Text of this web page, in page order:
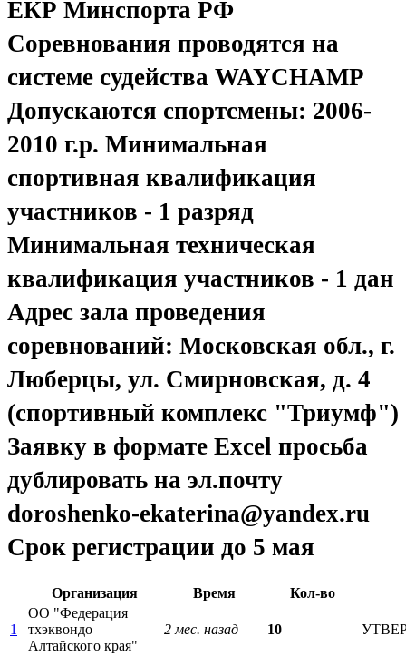
ЕКР Минспорта РФ
Соревнования проводятся на
системе судейства WAYCHAMP
Допускаются спортсмены: 2006-
2010 г.р. Минимальная
спортивная квалификация
участников - 1 разряд
Минимальная техническая
квалификация участников - 1 дан
Адрес зала проведения
соревнований: Московская обл., г.
Люберцы, ул. Смирновская, д. 4
(спортивный комплекс "Триумф")
Заявку в формате Excel просьба
дублировать на эл.почту
doroshenko-ekaterina@yandex.ru
Срок регистрации до 5 мая
Организация Время Кол-во
1
ОО "Федерация
тхэквондо
Алтайского края"
2 мес. назад 10